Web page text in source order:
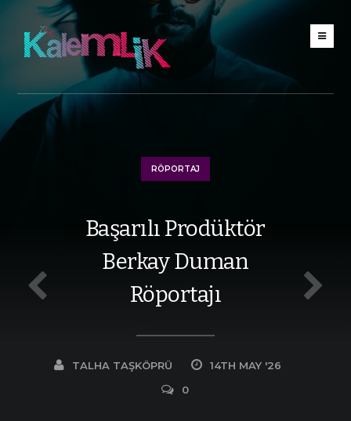
RÖPORTAJ
Başarılı Prodüktör
Berkay Duman
Röportajı
TALHA TAŞKÖPRÜ
14TH MAY '26
0